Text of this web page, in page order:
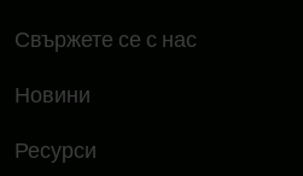
Свържете се с нас
Новини
Ресурси